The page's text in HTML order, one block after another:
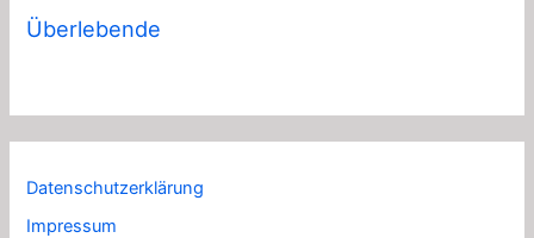
Überlebende
Datenschutzerklärung
Impressum